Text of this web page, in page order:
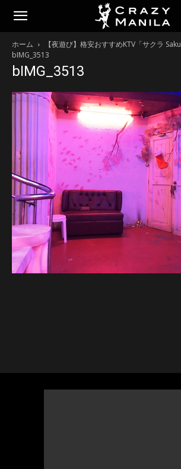
ホーム
【夜遊び】格安おすすめKTV「サクラ
bIMG_3513
bIMG_3513